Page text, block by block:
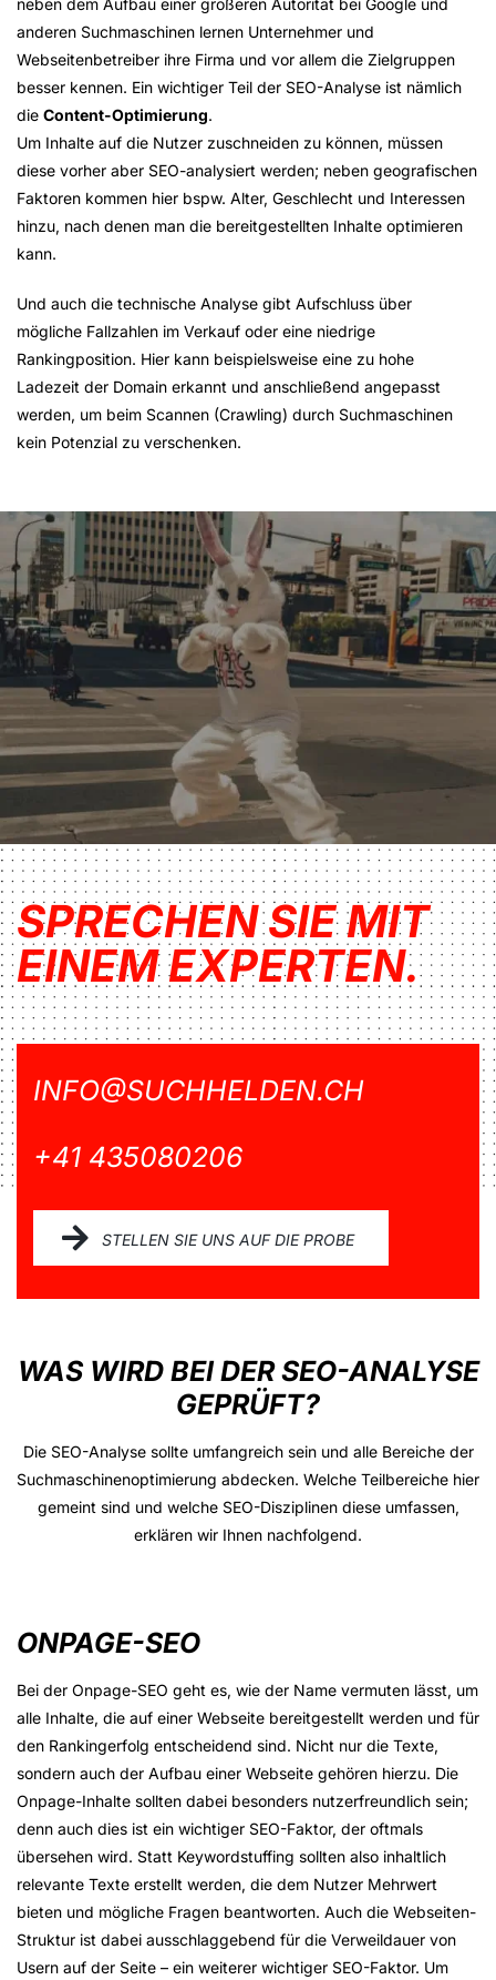
neben dem Aufbau einer größeren Autorität bei Google und
anderen Suchmaschinen lernen Unternehmer und
Webseitenbetreiber ihre Firma und vor allem die Zielgruppen
besser kennen. Ein wichtiger Teil der SEO-Analyse ist nämlich
die Content-Optimierung.
Um Inhalte auf die Nutzer zuschneiden zu können, müssen
diese vorher aber SEO-analysiert werden; neben geografischen
Faktoren kommen hier bspw. Alter, Geschlecht und Interessen
hinzu, nach denen man die bereitgestellten Inhalte optimieren
kann.
Und auch die technische Analyse gibt Aufschluss über
mögliche Fallzahlen im Verkauf oder eine niedrige
Rankingposition. Hier kann beispielsweise eine zu hohe
Ladezeit der Domain erkannt und anschließend angepasst
werden, um beim Scannen (Crawling) durch Suchmaschinen
kein Potenzial zu verschenken.
SPRECHEN SIE MIT
EINEM EXPERTEN.
INFO@SUCHHELDEN.CH
+41 435080206
STELLEN SIE UNS AUF DIE PROBE
WAS WIRD BEI DER SEO-ANALYSE
GEPRÜFT?
Die SEO-Analyse sollte umfangreich sein und alle Bereiche der
Suchmaschinenoptimierung abdecken. Welche Teilbereiche hier
gemeint sind und welche SEO-Disziplinen diese umfassen,
erklären wir Ihnen nachfolgend.
ONPAGE-SEO
Bei der Onpage-SEO geht es, wie der Name vermuten lässt, um
alle Inhalte, die auf einer Webseite bereitgestellt werden und für
den Rankingerfolg entscheidend sind. Nicht nur die Texte,
sondern auch der Aufbau einer Webseite gehören hierzu. Die
Onpage-Inhalte sollten dabei besonders nutzerfreundlich sein;
denn auch dies ist ein wichtiger SEO-Faktor, der oftmals
übersehen wird. Statt Keywordstuffing sollten also inhaltlich
relevante Texte erstellt werden, die dem Nutzer Mehrwert
bieten und mögliche Fragen beantworten. Auch die Webseiten-
Struktur ist dabei ausschlaggebend für die Verweildauer von
Usern auf der Seite – ein weiterer wichtiger SEO-Faktor. Um